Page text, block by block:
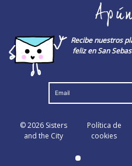
Recibe nuestros
feliz en San
© 2026 Sisters
and the City
Política de
cookies